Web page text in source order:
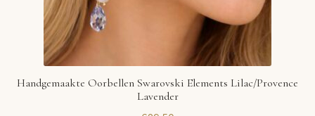
Handgemaakte Oorbellen Swarovski Elements Lilac/Provence
Lavender